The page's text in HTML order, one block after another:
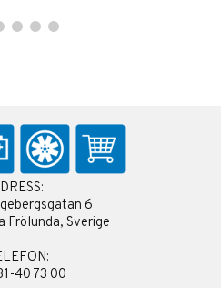
6
Frölunda, Sverige
40 73 00